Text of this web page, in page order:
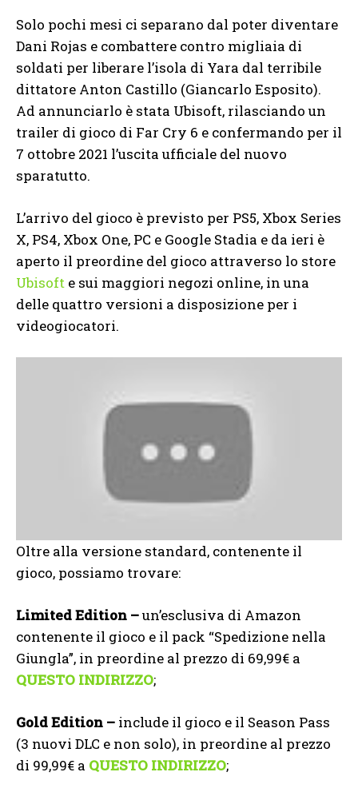
Solo pochi mesi ci separano dal poter diventare
Dani Rojas e combattere contro migliaia di
soldati per liberare l’isola di Yara dal terribile
dittatore Anton Castillo (Giancarlo Esposito).
Ad annunciarlo è stata Ubisoft, rilasciando un
trailer di gioco di Far Cry 6 e confermando per il
7 ottobre 2021 l’uscita ufficiale del nuovo
sparatutto.
L’arrivo del gioco è previsto per PS5, Xbox Series
X, PS4, Xbox One, PC e Google Stadia e da ieri è
aperto il preordine del gioco attraverso lo store
Ubisoft e sui maggiori negozi online, in una
delle quattro versioni a disposizione per i
videogiocatori.
Oltre alla versione standard, contenente il
gioco, possiamo trovare:
Limited Edition –un’esclusiva di Amazon
contenente il gioco e il pack “Spedizione nella
Giungla”, in preordine al prezzo di 69,99€ a
QUESTO INDIRIZZO;
Gold Edition – include il gioco e il Season Pass
(3 nuovi DLC e non solo), in preordine al prezzo
di 99,99€ a QUESTO INDIRIZZO;